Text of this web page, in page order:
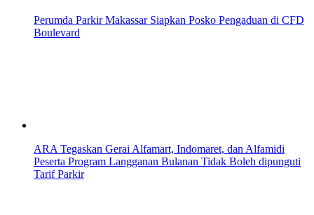
Perumda Parkir Makassar Siapkan Posko Pengaduan di CFD
Boulevard
ARA Tegaskan Gerai Alfamart, Indomaret, dan Alfamidi
Peserta Program Langganan Bulanan Tidak Boleh dipunguti
Tarif Parkir